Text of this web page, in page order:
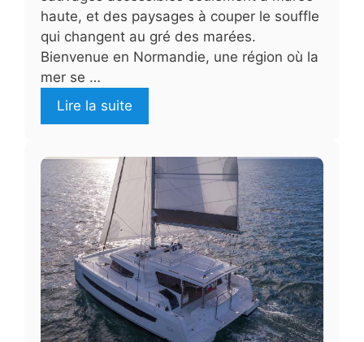
haute, et des paysages à couper le souffle
qui changent au gré des marées.
Bienvenue en Normandie, une région où la
mer se …
Lire la suite